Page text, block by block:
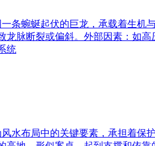
条蜿蜒起伏的巨龙，承载着生机
脉断裂或偏斜。外部因素：如高
统
水布局中的关键要素，承担着保